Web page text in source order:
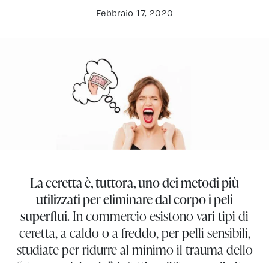
Febbraio 17, 2020
La ceretta è, tuttora, uno dei metodi più
utilizzati per eliminare dal corpo i peli
superflui.In commercio esistono vari tipi di
ceretta, a caldo o a freddo, per pelli sensibili,
studiate per ridurre al minimo il trauma dello